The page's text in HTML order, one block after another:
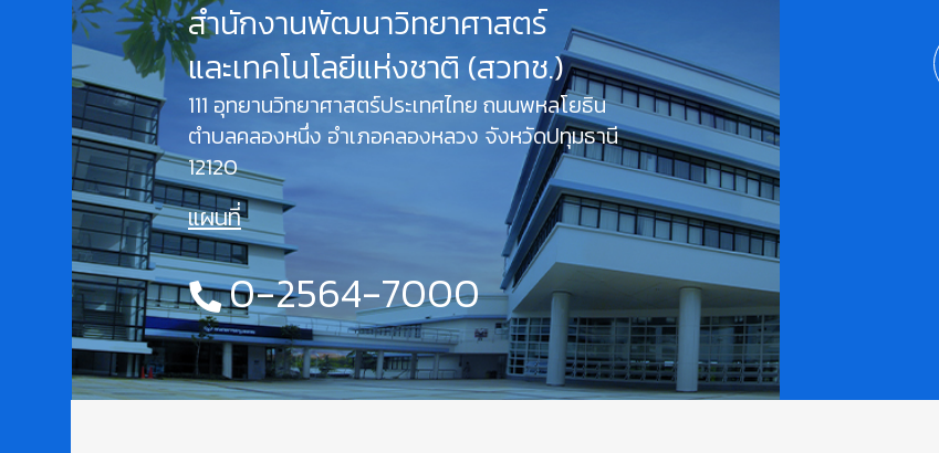
สำนักงานพัฒนาวิทยาศาสตร์
และเทคโนโลยีแห่งชาติ (สวทช.)
111 อุทยานวิทยาศาสตร์ประเทศไทย ถนนพหลโยธิน
ตำบลคลองหนึ่ง อำเภอคลองหลวง จังหวัดปทุมธานี
12120
แผนที่
0-2564-7000